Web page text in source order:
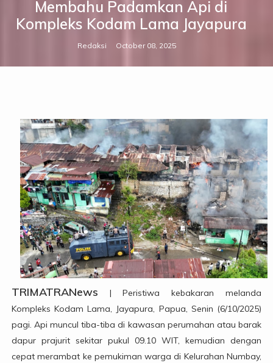
Membahu Padamkan Api di
Kompleks Kodam Lama Jayapura
Redaksi October 08, 2025
TRIMATRANews | Peristiwa kebakaran melanda
Kompleks Kodam Lama, Jayapura, Papua, Senin (6/10/2025)
pagi. Api muncul tiba-tiba di kawasan perumahan atau barak
dapur prajurit sekitar pukul 09.10 WIT, kemudian dengan
cepat merambat ke pemukiman warga di Kelurahan Numbay,